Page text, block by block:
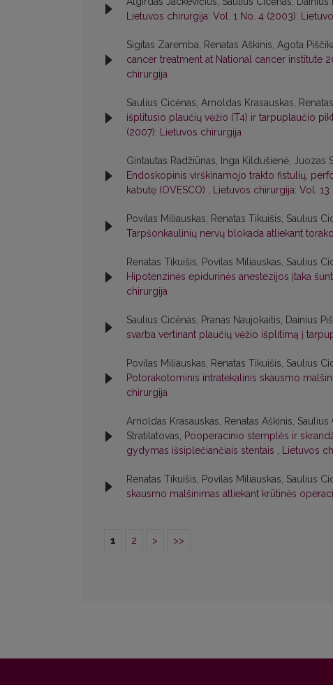
Lietuvos chirurgija: Vol. 1 No. 4 (2003):
Sigitas Zaremba, Renatas Aškinis, Agota
cancer treatment at National cancer institute
chirurgija
Saulius Cicėnas, Arnoldas Krasauskas,
išplitusio plaučių vėžio (T4) ir tarpuplaučio
(2007): Lietuvos chirurgija
Gintautas Radžiūnas, Inga Kildušienė, Juozas
Endoskopinis virškinamojo trakto fistulių,
kabutę (OVESCO) , Lietuvos chirurgija: Vol.
Povilas Miliauskas, Renatas Tikuišis, Saulius
Tarpšonkaulinių nervų blokada atliekant
Renatas Tikuišis, Povilas Miliauskas, Saulius
Hipotenzinės epidurinės anestezijos įtaka
chirurgija
Saulius Cicėnas, Pranas Naujokaitis, Dainius
svarba vertinant plaučių vėžio išplitimą į
Povilas Miliauskas, Renatas Tikuišis, Saulius
Potorakotominis intratekalinis skausmo
chirurgija
Arnoldas Krasauskas, Renatas Aškinis,
Stratilatovas, Pooperacinio stemplės ir
gydymas išsiplečiančiais stentais , Lietuvos
Renatas Tikuišis, Povilas Miliauskas, Saulius
skausmo malšinimas atliekant krūtinės
1 2 > >>